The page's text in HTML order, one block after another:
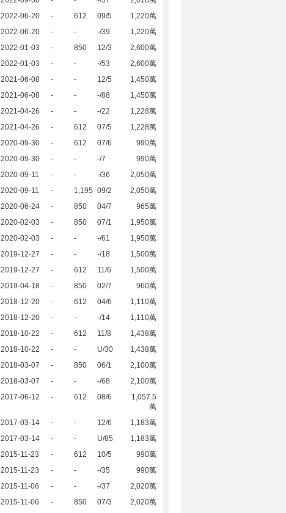
2022-06-20
- 612 09/5
1,220萬
2022-06-20
- - -/39
1,220萬
2022-01-03
- 850 12/3
2,600萬
2022-01-03
- - -/53
2,600萬
2021-06-08
- - 12/5
1,450萬
2021-06-08
- - -/88
1,450萬
2021-04-26
- - -/22
1,228萬
2021-04-26
- 612 07/5
1,228萬
2020-09-30
- 612 07/6
990萬
2020-09-30
- - -/7
990萬
2020-09-11
- - -/36
2,050萬
2020-09-11
- 1,195 09/2
2,050萬
2020-06-24
- 850 04/7
965萬
2020-02-03
- 850 07/1
1,950萬
2020-02-03
- - -/61
1,950萬
2019-12-27
- - -/18
1,500萬
2019-12-27
- 612 11/6
1,500萬
2019-04-18
- 850 02/7
960萬
2018-12-20
- 612 04/6
1,110萬
2018-12-20
- - -/14
1,110萬
2018-10-22
- 612 11/8
1,438萬
2018-10-22
- - U/30
1,438萬
2018-03-07
- 850 06/1
2,100萬
2018-03-07
- - -/68
2,100萬
2017-06-12
- 612 08/6
1,057.5
萬
2017-03-14
- - 12/6
1,183萬
2017-03-14
- - U/85
1,183萬
2015-11-23
- 612 10/5
990萬
2015-11-23
- - -/35
990萬
2015-11-06
- - -/37
2,020萬
2015-11-06
- 850 07/3
2,020萬